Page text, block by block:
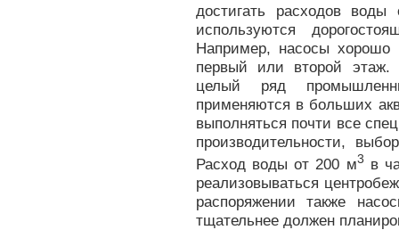
достигать расходов
используются
Например, насосы хорошо
первый или второй
целый ряд
применяются в больших
выполняться почти все
производительности,
Расход воды от 200 м3 в
реализовываться
распоряжении также
тщательнее должен